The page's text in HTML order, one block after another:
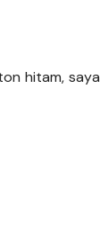
hitam, saya